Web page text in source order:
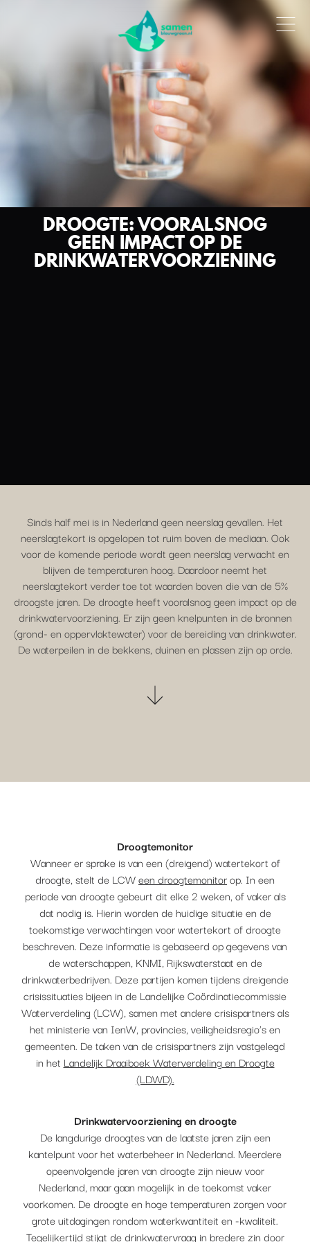
DROOGTE: VOORALSNOG
GEEN IMPACT OP DE
DRINKWATERVOORZIENING
Sinds half mei is in Nederland geen neerslag gevallen. Het
neerslagtekort is opgelopen tot ruim boven de mediaan. Ook
voor de komende periode wordt geen neerslag verwacht en
blijven de temperaturen hoog. Daardoor neemt het
neerslagtekort verder toe tot waarden boven die van de 5%
droogste jaren. De droogte heeft vooralsnog geen impact op de
drinkwatervoorziening. Er zijn geen knelpunten in de bronnen
(grond- en oppervlaktewater) voor de bereiding van drinkwater.
De waterpeilen in de bekkens, duinen en plassen zijn op orde.
Droogtemonitor
Wanneer er sprake is van een (dreigend) watertekort of
droogte, stelt de LCWeen droogtemonitorop. In een
periode van droogte gebeurt dit elke 2 weken, of vaker als
dat nodig is. Hierin worden de huidige situatie en de
toekomstige verwachtingen voor watertekort of droogte
beschreven. Deze informatie is gebaseerd op gegevens van
de waterschappen, KNMI, Rijkswaterstaat en de
drinkwaterbedrijven. Deze partijen komen tijdens dreigende
crisissituaties bijeen in de Landelijke Coördinatiecommissie
Waterverdeling (LCW), samen met andere crisispartners als
het ministerie van IenW, provincies, veiligheidsregio’s en
gemeenten. De taken van de crisispartners zijn vastgelegd
in het Landelijk Draaiboek Waterverdeling en Droogte
(LDWD).
Drinkwatervoorziening en droogte
De langdurige droogtes van de laatste jaren zijn een
kantelpunt voor het waterbeheer in Nederland. Meerdere
opeenvolgende jaren van droogte zijn nieuw voor
Nederland, maar gaan mogelijk in de toekomst vaker
voorkomen. De droogte en hoge temperaturen zorgen voor
grote uitdagingen rondom waterkwantiteit en -kwaliteit.
Tegelijkertijd stijgt de drinkwatervraag in bredere zin door